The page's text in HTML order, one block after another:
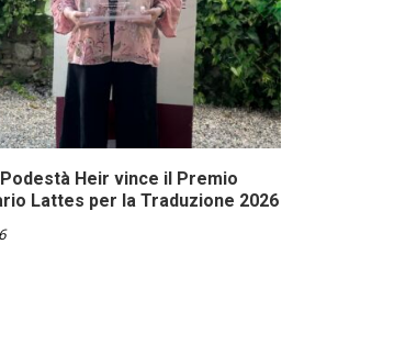
Heir vince il Premio
Lattes per la Traduzione 2026